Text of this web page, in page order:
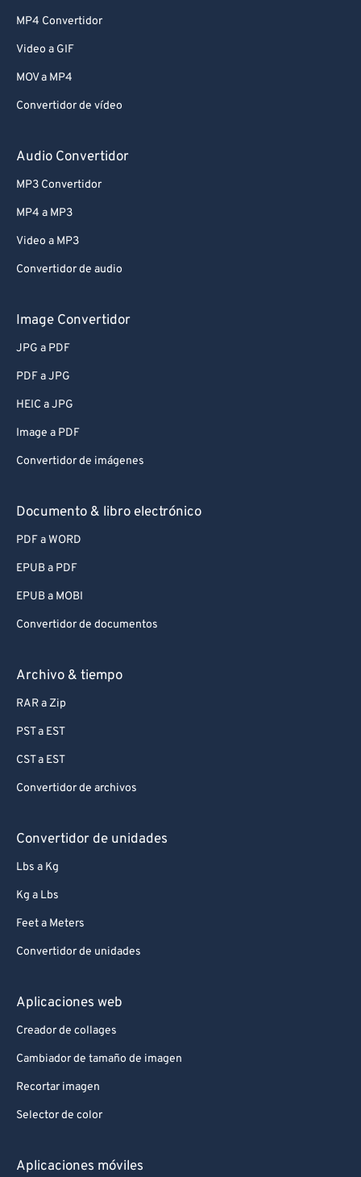
MP4 Convertidor
Video a GIF
MOV a MP4
Convertidor de vídeo
Audio Convertidor
MP3 Convertidor
MP4 a MP3
Video a MP3
Convertidor de audio
Image Convertidor
JPG a PDF
PDF a JPG
HEIC a JPG
Image a PDF
Convertidor de imágenes
Documento & libro electrónico
PDF a WORD
EPUB a PDF
EPUB a MOBI
Convertidor de documentos
Archivo & tiempo
RAR a Zip
PST a EST
CST a EST
Convertidor de archivos
Convertidor de unidades
Lbs a Kg
Kg a Lbs
Feet a Meters
Convertidor de unidades
Aplicaciones web
Creador de collages
Cambiador de tamaño de imagen
Recortar imagen
Selector de color
Aplicaciones móviles